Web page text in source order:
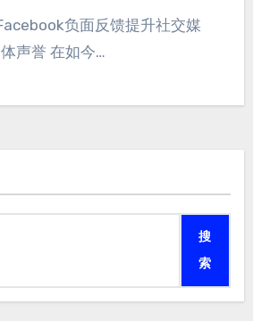
体声誉 在如今…
搜
索